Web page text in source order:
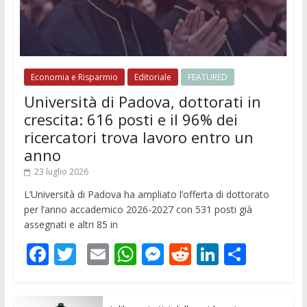
Economia e Risparmio Editoriale FEATURED
Università di Padova, dottorati in
crescita: 616 posti e il 96% dei
ricercatori trova lavoro entro un
anno
23 luglio 2026
L’Università di Padova ha ampliato l’offerta di dottorato
per l’anno accademico 2026-2027 con 531 posti già
assegnati e altri 85 in
F
ac
e
T
w
itt
E
m
W
h
M
e
R
e
Li
n
C